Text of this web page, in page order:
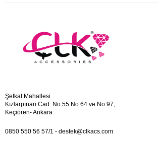
Şefkat Mahallesi
Kızlarpınarı Cad. No:55 No:64 ve No:97,
Keçiören- Ankara
0850 550 56 57/1 - destek@clkacs.com